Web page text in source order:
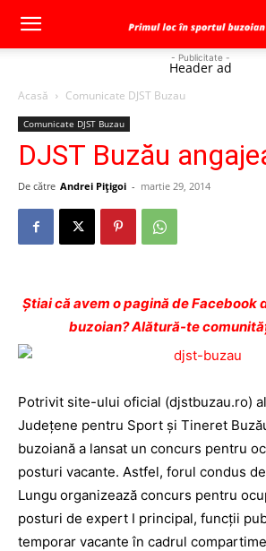
- Publicitate -
Header ad
Acasă Comunicate DJST Buzau
Comunicate DJST Buzau
DJST Buzău
De către Andrei Pițigoi - martie 29, 2014
Ştiai că avem o pagină de Facebook
buzoian? Alătură-te
Potrivit site-ului oficial (djstbuzau.ro)
Judeţene pentru Sport şi Tineret
buzoiană a lansat un concurs pentru
posturi vacante. Astfel, forul condus
Lungu organizează concurs pentru
posturi de expert I principal, funcţii
temporar vacante în cadrul